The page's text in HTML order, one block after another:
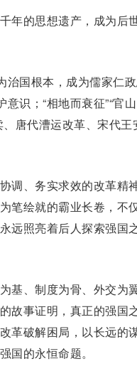
年的思想遗产，成为后
治国根本，成为儒家仁
识；“相地而衰征”“官山
唐代漕运改革、 宋代王
、务实求效的改革精
笔绘就的霸业长卷，不
远照亮着后人探索强国
、制度为骨、外交为
故事证明，真正的强国
革破解困局，以长远的
国的永恒命题。